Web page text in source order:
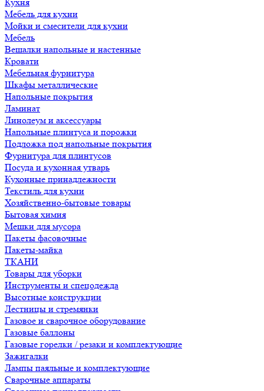
Мебель для кухни
Мойки и смесители для кухни
Мебель
Вешалки напольные и настенные
Кровати
Мебельная фурнитура
Шкафы металлические
Напольные покрытия
Ламинат
Линолеум и аксессуары
Напольные плинтуса и порожки
Подложка под напольные покрытия
Фурнитура для плинтусов
Посуда и кухонная утварь
Кухонные принадлежности
Текстиль для кухни
Хозяйственно-бытовые товары
Бытовая химия
Мешки для мусора
Пакеты фасовочные
Пакеты-майка
ТКАНИ
Товары для уборки
Инструменты и спецодежда
Высотные конструкции
Лестницы и стремянки
Газовое и сварочное оборудование
Газовые баллоны
Газовые горелки / резаки и комплектующие
Зажигалки
Лампы паяльные и комплектующие
Сварочные аппараты